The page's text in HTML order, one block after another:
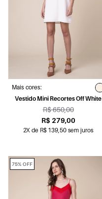
Mais cores:
Vestido Mini Recortes Off White
R$ 650,00
R$ 279,00
2X de R$ 139,50 sem juros
75% OFF